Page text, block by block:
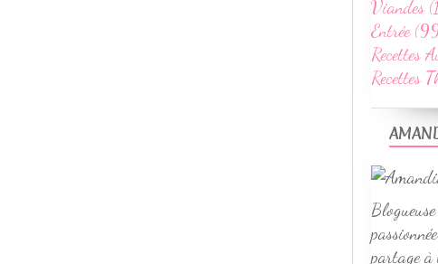
partage à
Viandes
Entrée
Recettes
Recettes